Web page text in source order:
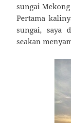
sungai
Pertama
sungai, saya
seakan